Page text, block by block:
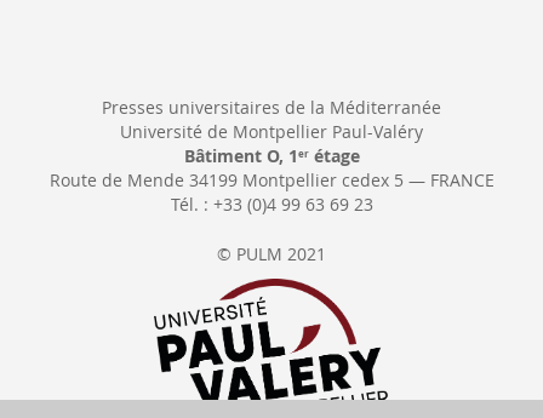
Presses universitaires de la Méditerranée
Université de Montpellier Paul-Valéry
Bâtiment O, 1 erétage
Route de Mende 34199 Montpellier cedex 5 — FRANCE
Tél. : +33 (0)4 99 63 69 23
© PULM 2021